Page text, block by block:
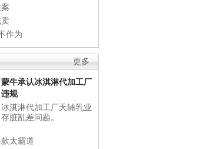
作为
更多
蒙牛承认冰淇淋代加工厂
违规
冰淇淋代加工厂天辅乳业
存脏乱差问题。
太霸道